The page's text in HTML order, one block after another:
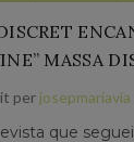
MASSA
per josepmariavia
que